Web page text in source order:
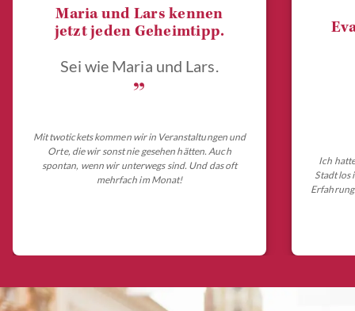
Maria und Lars kennen
jetzt jeden Geheimtipp.
Sei wie Maria und Lars.
„
Mit twotickets kommen wir in Veranstaltungen und
Orte, die wir sonst nie gesehen hätten. Auch
spontan, wenn wir unterwegs sind. Und das oft
mehrfach im Monat!
Ich
Stadt los